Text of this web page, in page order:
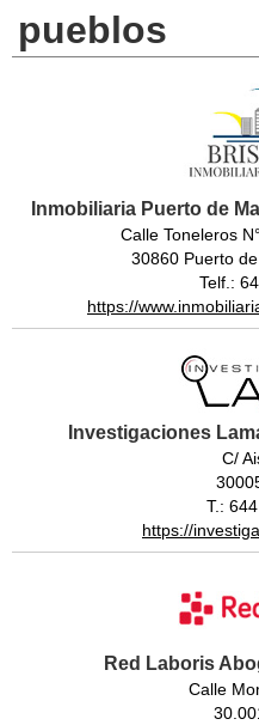
pueblos
Inmobiliaria Puerto de
Calle Toneleros
30860 Puerto
Telf.:
https://
Investigaciones
C/
T.:
https://
Red Laboris
Calle